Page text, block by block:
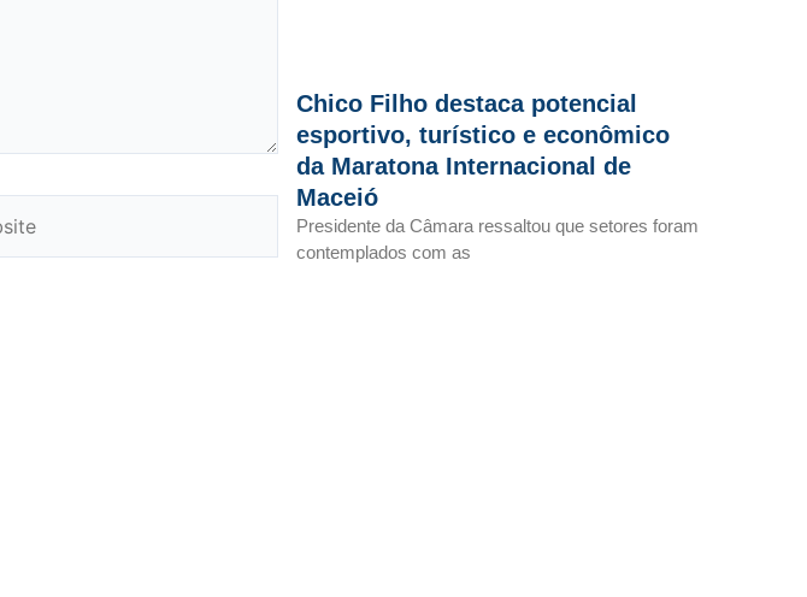
Chico Filho destaca potencial
esportivo, turístico e econômico
da Maratona Internacional de
Maceió
Presidente da Câmara ressaltou que setores foram
contemplados com as